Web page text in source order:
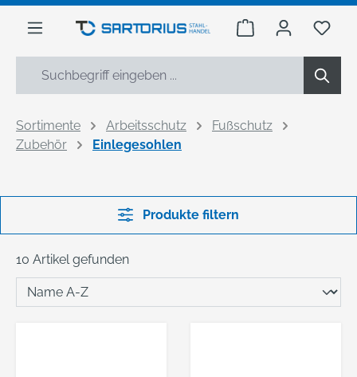
springen
Warenkorb Du
Sortimente Arbeitsschutz
Fußschutz
Zubehör
Einlegesohlen
Produkte filtern
10 Artikel gefunden